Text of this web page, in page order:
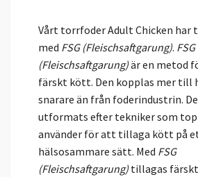
Vårt torrfoder Adult Chicken har
med FSG (Fleischsaftgarung). FSG
(Fleischsaftgarung)är en metod
färskt kött. Den kopplas mer till
snarare än från foderindustrin.
utformats efter tekniker som
använder för att tillaga kött på
hälsosammare sätt. Med FSG
(Fleischsaftgarung) tillagas